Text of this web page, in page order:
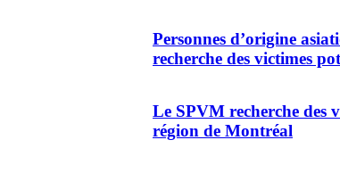
Personnes d’origine
recherche des victimes
Le SPVM recherche des
région de Montréal